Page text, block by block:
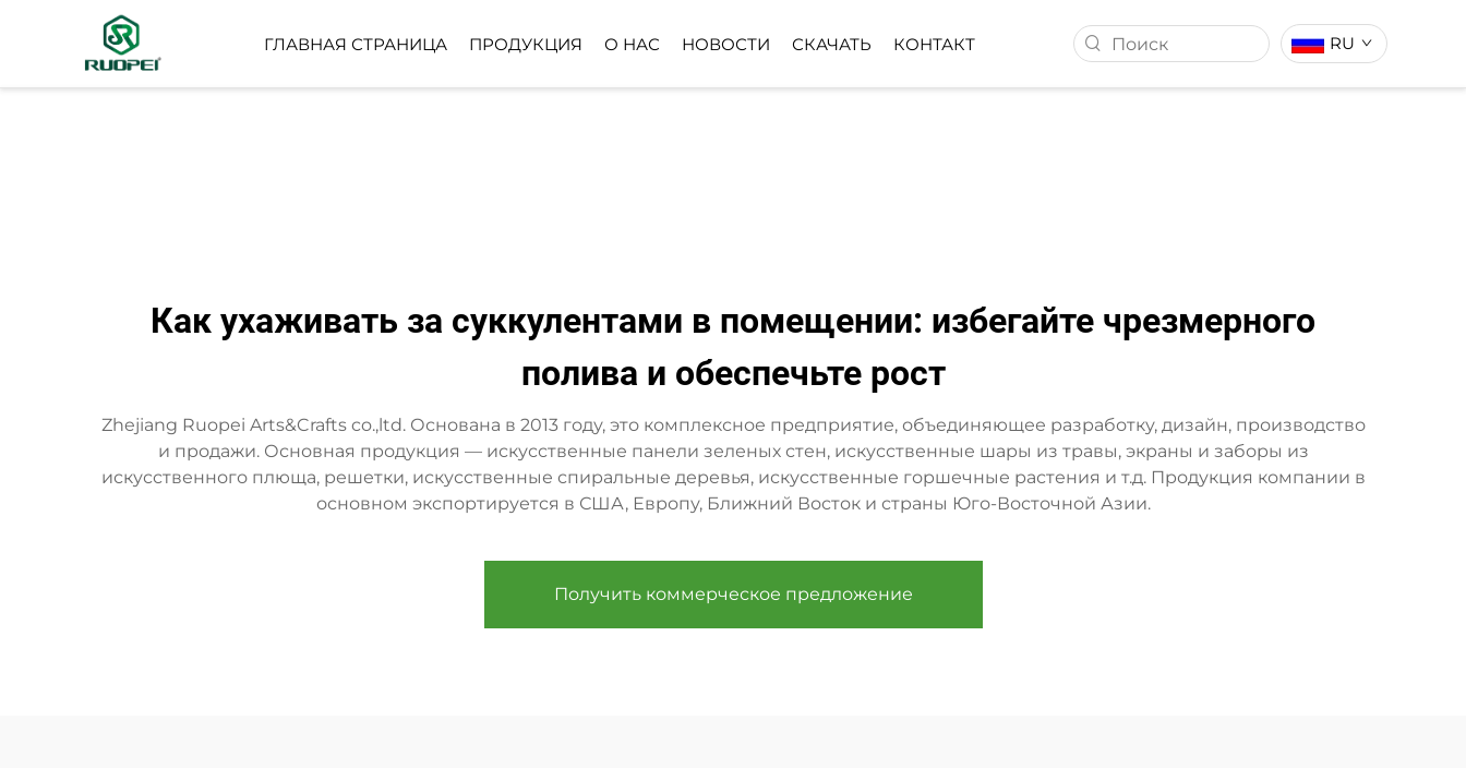
ГЛАВНАЯ СТРАНИЦА ПРОДУКЦИЯ О НАС НОВОСТИ СКАЧАТЬ КОНТАКТ RU
Как ухаживать за суккулентами в помещении: избегайте чрезмерного
полива и обеспечьте рост
Zhejiang Ruopei Arts&Crafts co.,ltd. Основана в 2013 году, это комплексное предприятие, объединяющее разработку, дизайн, производство
и продажи. Основная продукция — искусственные панели зеленых стен, искусственные шары из травы, экраны и заборы из
искусственного плюща, решетки, искусственные спиральные деревья, искусственные горшечные растения и т.д. Продукция компании в
основном экспортируется в США, Европу, Ближний Восток и страны Юго-Восточной Азии.
Получить коммерческое предложение